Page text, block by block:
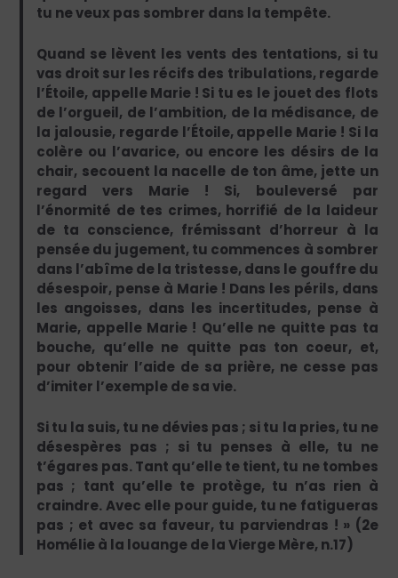
tu ne veux pas sombrer dans la tempête.
Quand se lèvent les vents des tentations, si tu
vas droit sur les récifs des tribulations, regarde
l’Étoile, appelle Marie ! Si tu es le jouet des flots
de l’orgueil, de l’ambition, de la médisance, de
la jalousie, regarde l’Étoile, appelle Marie ! Si la
colère ou l’avarice, ou encore les désirs de la
chair, secouent la nacelle de ton âme, jette un
regard vers Marie ! Si, bouleversé par
l’énormité de tes crimes, horrifié de la laideur
de ta conscience, frémissant d’horreur à la
pensée du jugement, tu commences à sombrer
dans l’abîme de la tristesse, dans le gouffre du
désespoir, pense à Marie ! Dans les périls, dans
les angoisses, dans les incertitudes, pense à
Marie, appelle Marie ! Qu’elle ne quitte pas ta
bouche, qu’elle ne quitte pas ton coeur, et,
pour obtenir l’aide de sa prière, ne cesse pas
d’imiter l’exemple de sa vie.
Si tu la suis, tu ne dévies pas ; si tu la pries, tu ne
désespères pas ; si tu penses à elle, tu ne
t’égares pas. Tant qu’elle te tient, tu ne tombes
pas ; tant qu’elle te protège, tu n’as rien à
craindre. Avec elle pour guide, tu ne fatigueras
pas ; et avec sa faveur, tu parviendras ! » (2e
Homélie à la louange de la Vierge Mère, n.17)